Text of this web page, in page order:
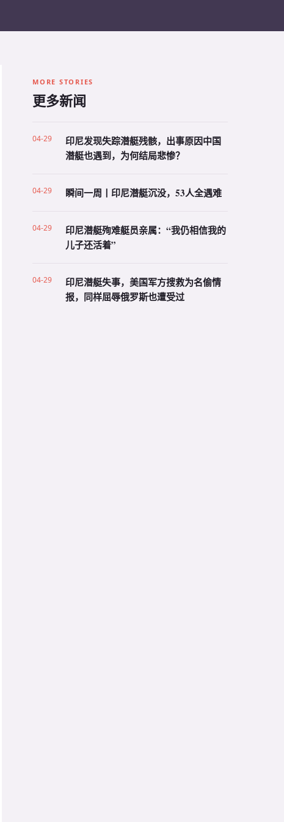
MORE STORIES
更多新闻
04-29
印尼发现失踪潜艇残骸，出事原因中国
潜艇也遇到，为何结局悲惨？
04-29 瞬间一周丨印尼潜艇沉没，53人全遇难
04-29
印尼潜艇殉难艇员亲属：“我仍相信我的
儿子还活着”
04-29
印尼潜艇失事，美国军方搜救为名偷情
报，同样屈辱俄罗斯也遭受过